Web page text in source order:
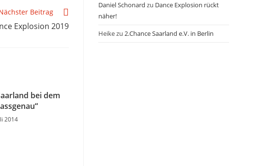
Beitrag
Explosion 2019
bei dem
2014
Daniel Schonard zu Dance Explosion rückt
näher!
Heikezu 2.Chance Saarland e.V. in Berlin